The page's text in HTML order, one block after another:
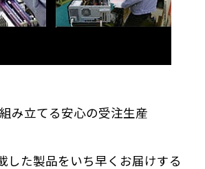
み立てる安心の受注生産
した製品をいち早くお届けする